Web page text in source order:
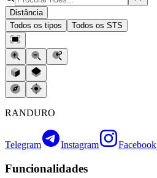
Distância
Todos os tipos
Todos os STS
RANDURO
Telegram Instagram Facebook
Funcionalidades